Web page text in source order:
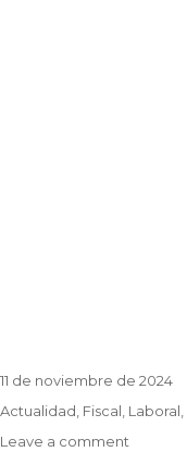
Posted
on
11 de noviembre de 2024
Categories
Actualidad, Fiscal, Laboral,
Leave a comment